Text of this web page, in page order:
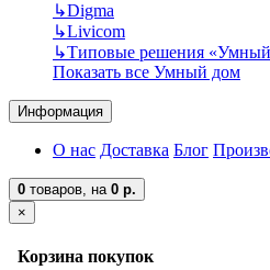
↳Digma
↳Livicom
↳Типовые решения
Показать все Умный дом
Информация
О нас Доставка Блог
0 товаров, на 0 р.
×
Корзина покупок